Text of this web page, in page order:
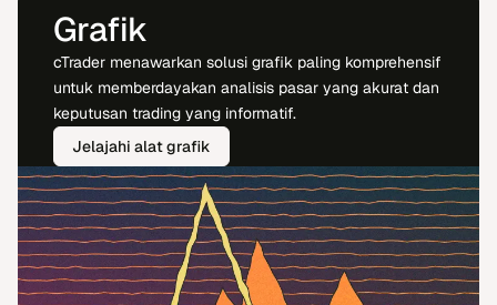
Grafik
cTrader menawarkan solusi grafik paling komprehensif
untuk memberdayakan analisis pasar yang akurat dan
keputusan trading yang informatif.
Jelajahi alat grafik